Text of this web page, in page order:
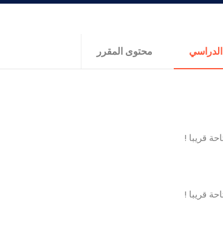
محتوى المقرر
قريبا !
قريبا !